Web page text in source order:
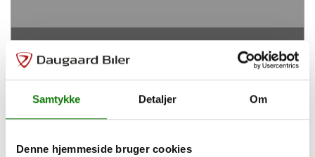
Samtykke Detaljer Om
Denne hjemmeside bruger cookies
ESP
Ja
Indretning og type
Antal døre Farve
Variabel rente
-
Mdl. ydelse (kr.)
-
Tilpas din finansiering